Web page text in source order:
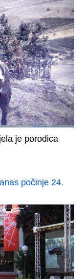
je porodica
počinje 24.